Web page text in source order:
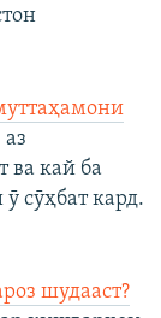
ва кай ба
сӯҳбат кард.
шудааст?